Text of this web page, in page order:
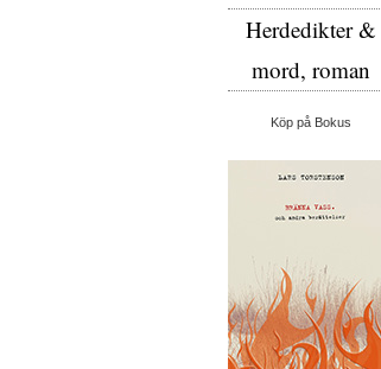
Herdedikter &
mord, roman
Köp på Bokus